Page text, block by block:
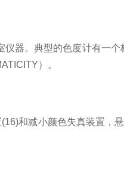
器。典型的色度计有一
）。
和减小颜色失真装置